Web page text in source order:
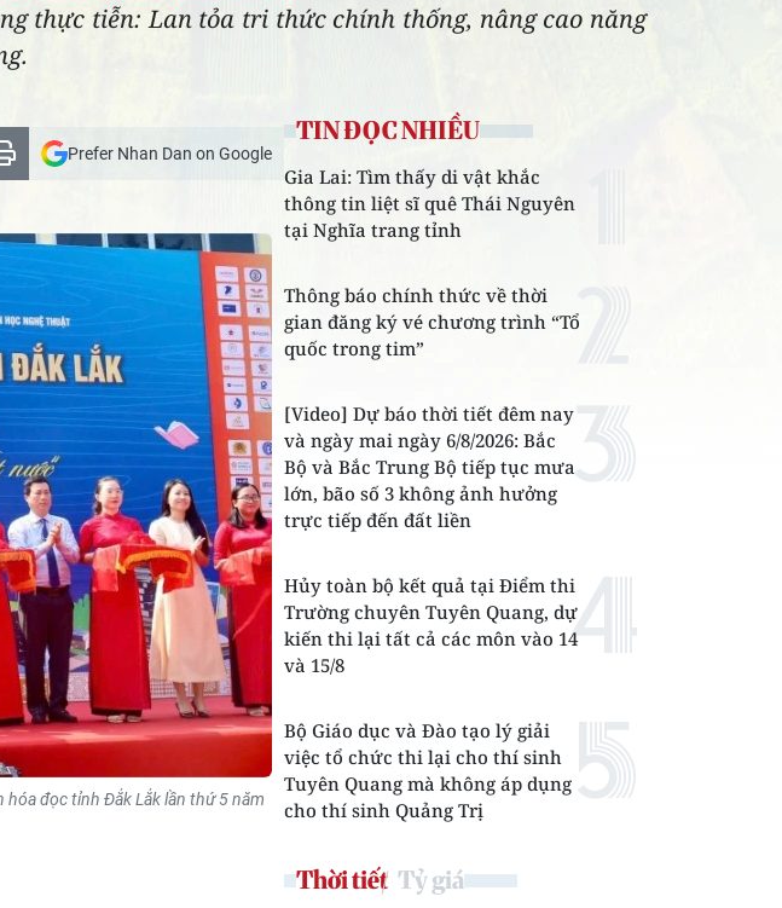
thực tiễn: Lan tỏa tri thức chính thống, nâng cao năng
Prefer Nhan Dan on Google
hóa đọc tỉnh Đắk Lắk lần thứ 5 năm
TIN ĐỌC NHIỀU
Gia Lai: Tìm thấy di vật khắc
thông tin liệt sĩ quê Thái Nguyên
tại Nghĩa trang tỉnh
Thông báo chính thức về thời
gian đăng ký vé chương trình “Tổ
quốc trong tim”
[Video] Dự báo thời tiết đêm nay
và ngày mai ngày 6/8/2026: Bắc
Bộ và Bắc Trung Bộ tiếp tục mưa
lớn, bão số 3 không ảnh hưởng
trực tiếp đến đất liền
Hủy toàn bộ kết quả tại Điểm thi
Trường chuyên Tuyên Quang, dự
kiến thi lại tất cả các môn vào 14
và 15/8
Bộ Giáo dục và Đào tạo lý giải
việc tổ chức thi lại cho thí sinh
Tuyên Quang mà không áp dụng
cho thí sinh Quảng Trị
Thời tiết Tỷ giá